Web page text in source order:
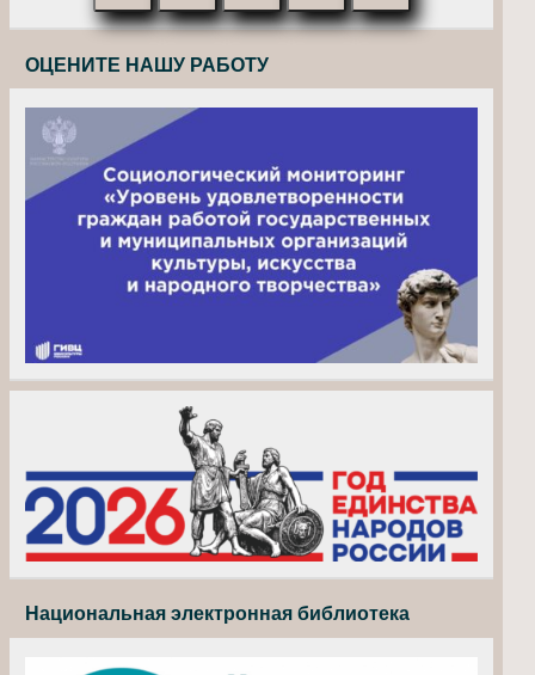
ОЦЕНИТЕ НАШУ РАБОТУ
Национальная электронная библиотека